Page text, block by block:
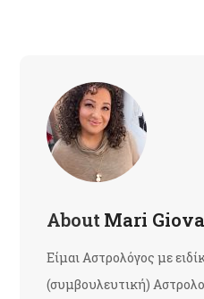
AboutMari Giova
Είμαι Αστρολόγος με
(συμβουλευτική)